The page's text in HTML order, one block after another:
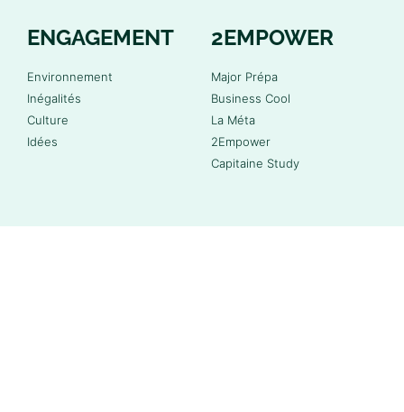
ENGAGEMENT
Environnement
Inégalités
Culture
Idées
2EMPOWER
Major Prépa
Business Cool
La Méta
2Empower
Capitaine Study